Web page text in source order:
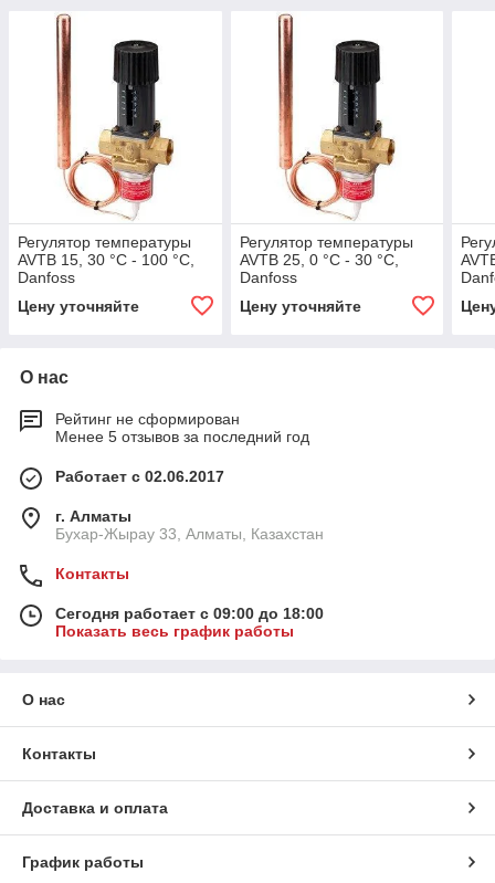
Регулятор температуры
AVTB 15, 30 °C - 100 °C,
Danfoss
Цену уточняйте
Регулятор температуры
AVTB 25, 0 °C - 30 °C,
Danfoss
Цену уточняйте
О нас
Рейтинг не сформирован
Менее 5 отзывов за последний год
Работает с 02.06.2017
г. Алматы
Бухар-Жырау 33, Алматы, Казахстан
Контакты
Сегодня работает с 09:00 до 18:00
Показать весь график работы
О нас
Контакты
Доставка и оплата
График работы